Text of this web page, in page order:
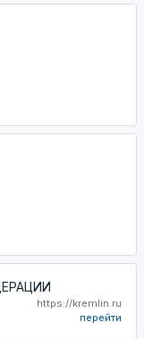
https://kremlin.ru
перейти